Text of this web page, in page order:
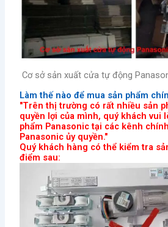
Cơ sở sản xuất cửa tự động
Làm thế nào để mua sản phẩm
"Trên thị trường có rất nhiều sản
quyền lợi của mình, quý khách vui
phẩm Panasonic tại các kênh
Panasonic ủy quyền."
Quý khách hàng có thể kiểm tra
điểm sau: